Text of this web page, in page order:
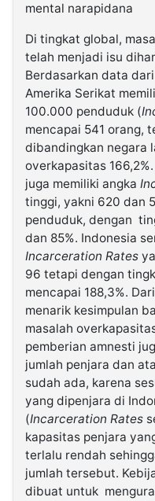
mental narapidana
Di tingkat global,
telah menjadi isu
Berdasarkan data dari
Amerika Serikat
100.000 penduduk (
mencapai 541 orang,
dibandingkan negara
overkapasitas
juga memiliki angka
tinggi, yakni 620 dan
penduduk, dengan
dan 85%. Indonesia
Incarceration Rates
96 tetapi dengan
mencapai 188,3%.
menarik kesimpulan
masalah
pemberian amnesti
jumlah penjara dan
sudah ada, karena
yang dipenjara di
(Incarceration Rates
kapasitas penjara
terlalu rendah
jumlah tersebut.
dibuat untuk